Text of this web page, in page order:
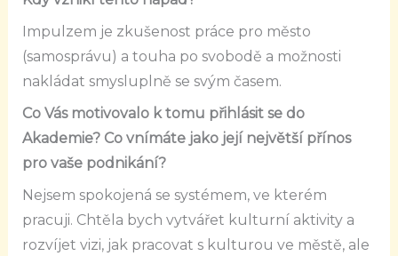
Impulzem je zkušenost práce pro město
(samosprávu) a touha po svobodě a možnosti
nakládat smysluplně se svým časem.
Co Vás motivovalo k tomu přihlásit se do
Akademie? Co vnímáte jako její největší přínos
pro vaše podnikání?
Nejsem spokojená se systémem, ve kterém
pracuji. Chtěla bych vytvářet kulturní aktivity a
rozvíjet vizi, jak pracovat s kulturou ve městě, ale